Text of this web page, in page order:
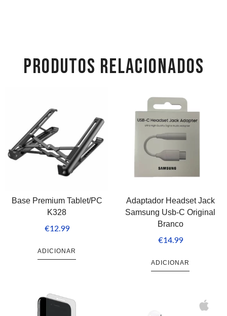
PRODUTOS RELACIONADOS
Base Premium Tablet/PC
K328
€12.99
ADICIONAR
Adaptador Headset Jack
Samsung Usb-C Original
Branco
€14.99
ADICIONAR